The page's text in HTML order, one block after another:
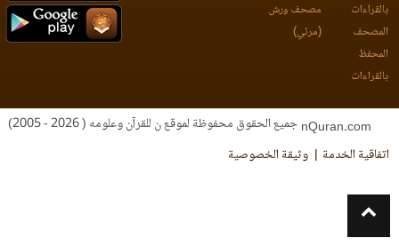
بالقراءات
المصحف
المحفظ
بالقراءات
مصحف ورش
(مرئي)
جميع الحقوق محفوظة لموقع ن للقرآن وعلومه ( 2026 - 2005)
اتفاقية الخدمة
وثيقة الخصوصية